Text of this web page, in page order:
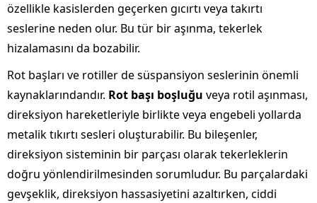
özellikle kasislerden geçerken gıcırtı veya takırtı
seslerine neden olur. Bu tür bir aşınma, tekerlek
hizalamasını da bozabilir.
Rot başları ve rotiller de süspansiyon seslerinin önemli
kaynaklarındandır. Rot başı boşluğu veya rotil aşınması,
direksiyon hareketleriyle birlikte veya engebeli yollarda
metalik tıkırtı sesleri oluşturabilir. Bu bileşenler,
direksiyon sisteminin bir parçası olarak tekerleklerin
doğru yönlendirilmesinden sorumludur. Bu parçalardaki
gevşeklik, direksiyon hassasiyetini azaltırken, ciddi